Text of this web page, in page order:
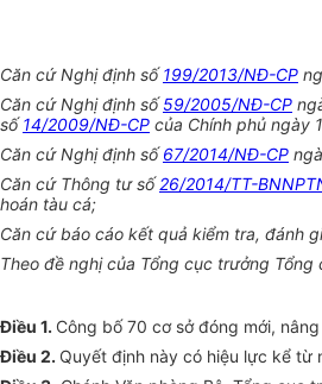
Căn cứ Nghị định số199/2013/NĐ-CP
Căn cứ Nghị định số59/2005/NĐ-CP
số14/2009/NĐ-CP của Chính phủ ngày
Căn cứ Nghị định số67/2014/NĐ-CP
Căn cứ Thông tư số26/2014/TT-
hoán tàu cá;
Căn cứ báo cáo kết quả kiểm tra, đánh
Theo đề nghị của Tổng cục trưởng Tổng
Điều 1. Công bố 70 cơ sở đóng mới,
Điều 2. Quyết định này có hiệu lực kể từ